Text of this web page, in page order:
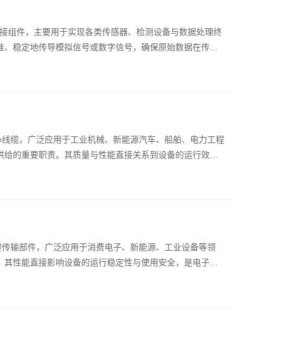
件，主要用于实现各类传感器、检测设备与数据处理终
稳定地传导模拟信号或数字信号，确保原始数据在传输
，广泛应用于工业机械、新能源汽车、船舶、电力工程
的重要职责。其质量与性能直接关系到设备的运行效
部件，广泛应用于消费电子、新能源、工业设备等领
性能直接影响设备的运行稳定性与使用安全，是电子系